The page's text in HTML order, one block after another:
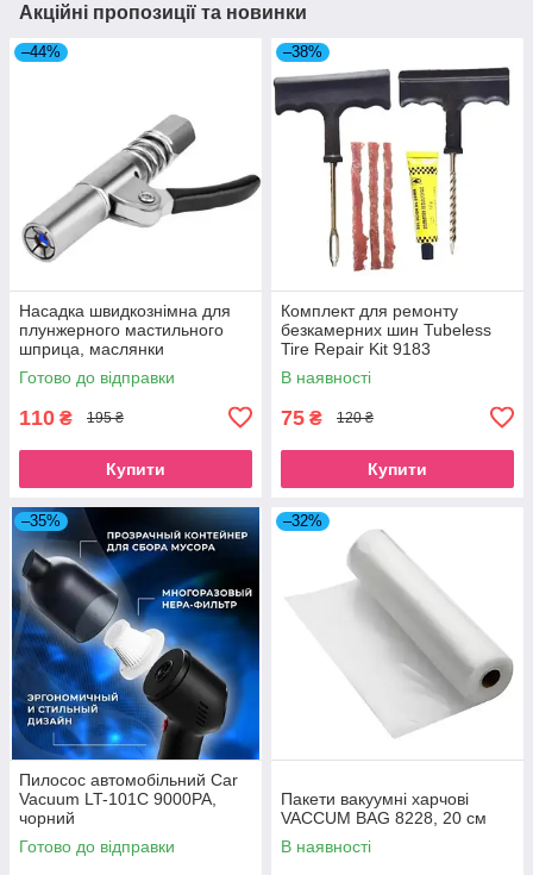
Акційні пропозиції та новинки
–44%
Насадка швидкознімна для
плунжерного мастильного
шприца, маслянки
Готово до відправки
110 ₴ 195 ₴
Купити
–38%
Комплект для ремонту
безкамерних шин Tubeless
Tire Repair Kit 9183
В наявності
75 ₴ 120 ₴
Купити
–35%
Пилосос автомобільний Car
Vacuum LT-101C 9000PA,
чорний
Готово до відправки
–32%
Пакети вакуумні харчові
VACCUM BAG 8228, 20 см
В наявності